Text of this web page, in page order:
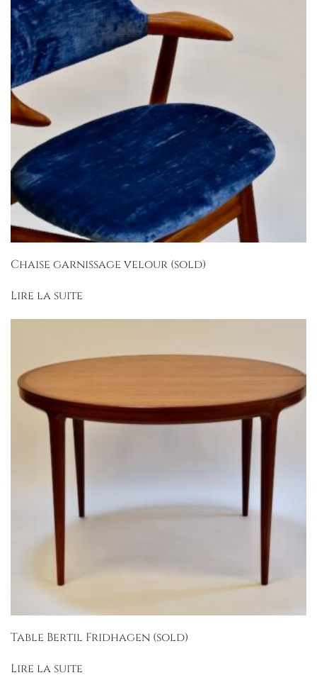
Chaise garnissage velour (sold)
Lire la suite
Table Bertil Fridhagen (sold)
Lire la suite